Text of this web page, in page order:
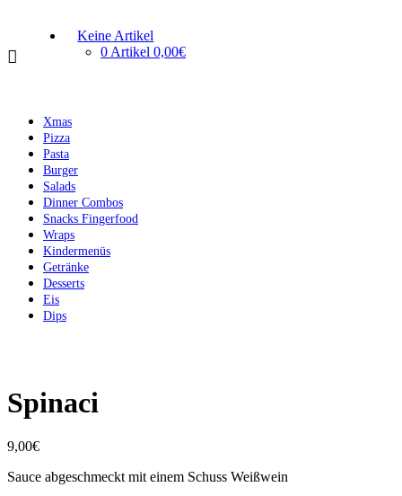
Keine Artikel
0 Artikel 0,00€
Xmas
Pizza
Pasta
Burger
Salads
Dinner Combos
Snacks Fingerfood
Wraps
Kindermenüs
Getränke
Desserts
Eis
Dips
Spinaci
9,00€
Sauce abgeschmeckt mit einem Schuss Weißwein